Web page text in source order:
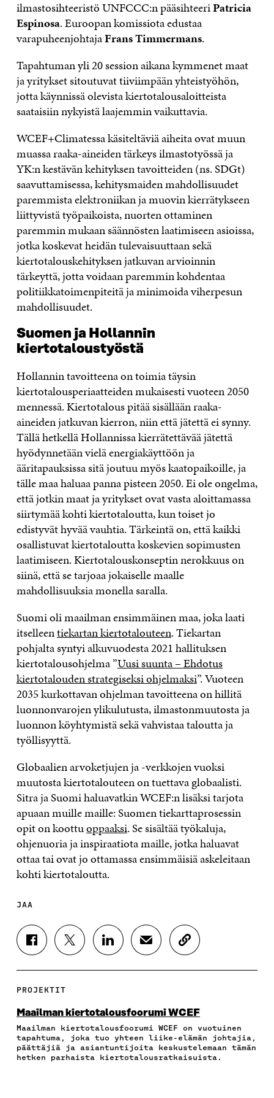
ilmastosihteeristö UNFCCC:n pääsihteeriPatricia
Espinosa. Euroopan komissiota edustaa
varapuheenjohtajaFrans Timmermans.
Tapahtuman yli 20 session aikana kymmenet maat
ja yritykset sitoutuvat tiiviimpään yhteistyöhön,
jotta käynnissä olevista kiertotalousaloitteista
saataisiin nykyistä laajemmin vaikuttavia.
WCEF+Climatessa käsiteltäviä aiheita ovat muun
muassa raaka-aineiden tärkeys ilmastotyössä ja
YK:n kestävän kehityksen tavoitteiden (ns. SDGt)
saavuttamisessa, kehitysmaiden mahdollisuudet
paremmista elektroniikan ja muovin kierrätykseen
liittyvistä työpaikoista, nuorten ottaminen
paremmin mukaan säännösten laatimiseen asioissa,
jotka koskevat heidän tulevaisuuttaan sekä
kiertotalouskehityksen jatkuvan arvioinnin
tärkeyttä, jotta voidaan paremmin kohdentaa
politiikkatoimenpiteitä ja minimoida viherpesun
mahdollisuudet.
Suomen ja Hollannin
kiertotaloustyöstä
Hollannin tavoitteena on toimia täysin
kiertotalousperiaatteiden mukaisesti vuoteen 2050
mennessä. Kiertotalous pitää sisällään raaka-
aineiden jatkuvan kierron, niin että jätettä ei synny.
Tällä hetkellä Hollannissa kierrätettävää jätettä
hyödynnetään vielä energiakäyttöön ja
ääritapauksissa sitä joutuu myös kaatopaikoille, ja
tälle maa haluaa panna pisteen 2050. Ei ole ongelma,
että jotkin maat ja yritykset ovat vasta aloittamassa
siirtymää kohti kiertotaloutta, kun toiset jo
edistyvät hyvää vauhtia. Tärkeintä on, että kaikki
osallistuvat kiertotaloutta koskevien sopimusten
laatimiseen. Kiertotalouskonseptin nerokkuus on
siinä, että se tarjoaa jokaiselle maalle
mahdollisuuksia monella saralla.
Suomi oli maailman ensimmäinen maa, joka laati
itselleentiekartan kiertotalouteen. Tiekartan
pohjalta syntyi alkuvuodesta 2021 hallituksen
kiertotalousohjelma ”Uusi suunta – Ehdotus
kiertotalouden strategiseksi ohjelmaksi”. Vuoteen
2035 kurkottavan ohjelman tavoitteena on hillitä
luonnonvarojen ylikulutusta, ilmastonmuutosta ja
luonnon köyhtymistä sekä vahvistaa taloutta ja
työllisyyttä.
Globaalien arvoketjujen ja -verkkojen vuoksi
muutosta kiertotalouteen on tuettava globaalisti.
Sitra ja Suomi haluavatkin WCEF:n lisäksi tarjota
apuaan muille maille: Suomen tiekarttaprosessin
opit on koottuoppaaksi. Se sisältää työkaluja,
ohjenuoria ja inspiraatiota maille, jotka haluavat
ottaa tai ovat jo ottamassa ensimmäisiä askeleitaan
kohti kiertotaloutta.
JAA
J
A
A
E
O
O
K
J
A
T
E
R
I
J
A
K
D
I
N
J
A
K
P
O
S
K
O
A
T
I
K
PROJEKTIT
Maailman kiertotalousfoorumi WCEF
Maailman kiertotalousfoorumi WCEF on vuotuinen
tapahtuma, joka tuo yhteen liike-elämän johtajia,
päättäjiä ja asiantuntijoita keskustelemaan tämän
hetken parhaista kiertotalousratkaisuista.